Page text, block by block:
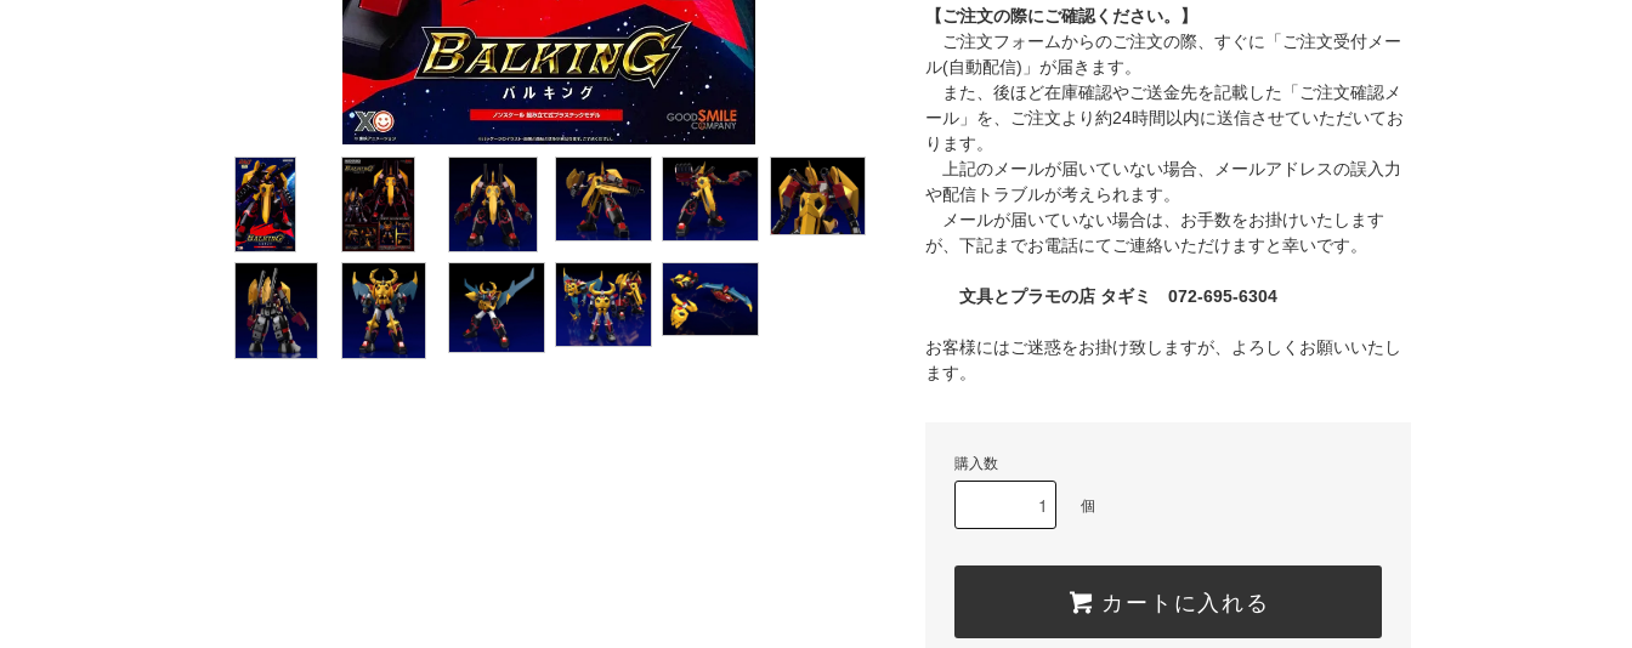
【ご注文の際にご確認ください。】
ご注文フォームからのご注文の際、すぐに「ご注文受付メー
ル(自動配信)」が届きます。
また、後ほど在庫確認やご送金先を記載した「ご注文確認メ
ール」を、ご注文より約24時間以内に送信させていただいてお
ります。
上記のメールが届いていない場合、メールアドレスの誤入力
や配信トラブルが考えられます。
メールが届いていない場合は、お手数をお掛けいたします
が、下記までお電話にてご連絡いただけますと幸いです。
文具とプラモの店 タギミ 072-695-6304
お客様にはご迷惑をお掛け致しますが、よろしくお願いいたし
ます。
購入数
個
カートに入れる